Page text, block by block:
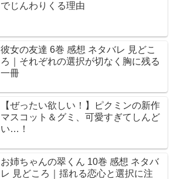
でじんわりくる理由
彼女の友達 6巻 感想 ネタバレ 見どこ
ろ｜それぞれの選択が切なく胸に残る
一冊
【ぜったい欲しい！】ピクミンの新作
マスコット＆グミ、可愛すぎてしんど
い…！
お姉ちゃんの翠くん 10巻 感想 ネタバ
レ 見どころ｜揺れる恋心と選択に注